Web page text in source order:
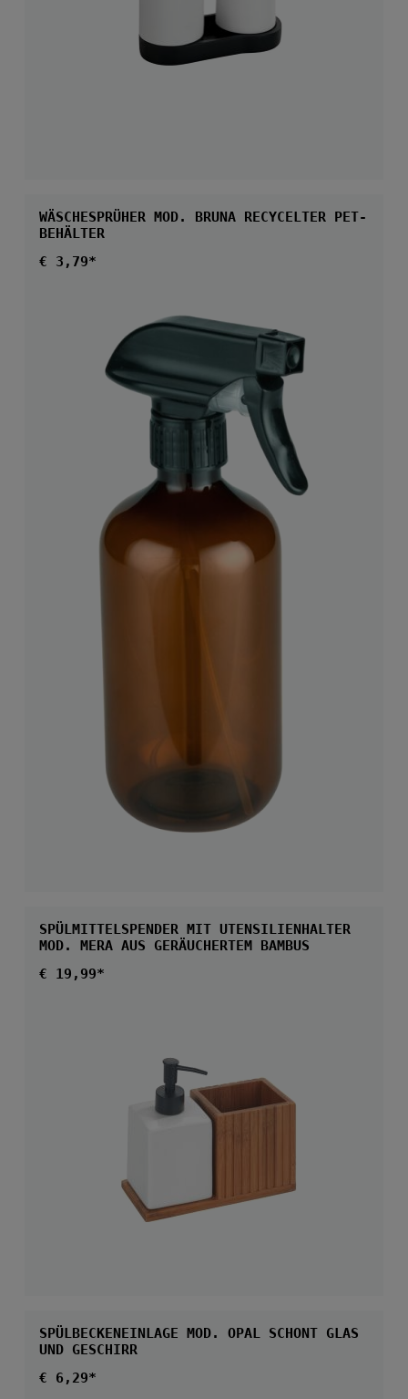
WÄSCHESPRÜHER MOD. BRUNA RECYCELTER PET-
BEHÄLTER
Regulärer Preis:
€ 3,79*
SPÜLMITTELSPENDER MIT UTENSILIENHALTER
MOD. MERA AUS GERÄUCHERTEM BAMBUS
Regulärer Preis:
€ 19,99*
SPÜLBECKENEINLAGE MOD. OPAL SCHONT GLAS
UND GESCHIRR
Regulärer Preis:
€ 6,29*